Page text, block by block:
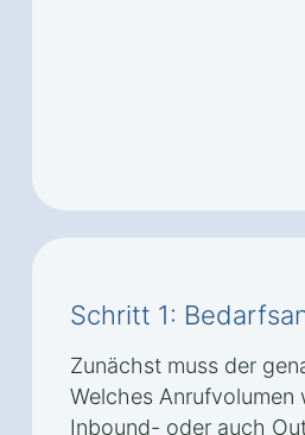
Schritt 1:
Zunächst muss der
Welches Anrufvolumen
Inbound- oder auch